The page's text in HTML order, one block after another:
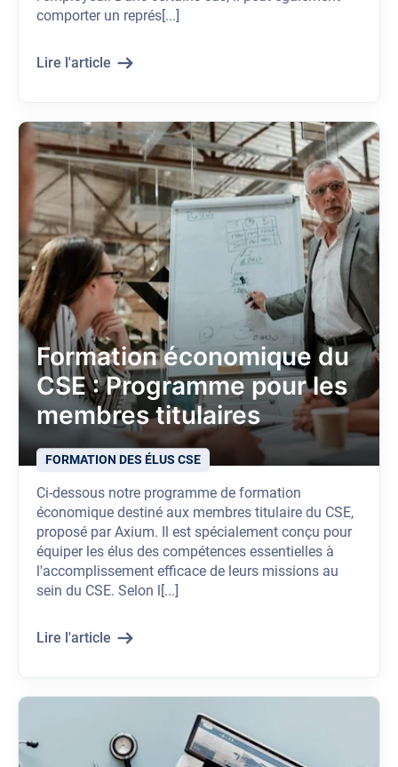
comporter un représ[...]
Lire l'article
Formation économique du
CSE : Programme pour les
membres titulaires
FORMATION DES ÉLUS CSE
Ci-dessous notre programme de formation
économique destiné aux membres titulaire du CSE,
proposé par Axium. Il est spécialement conçu pour
équiper les élus des compétences essentielles à
l'accomplissement efficace de leurs missions au
sein du CSE. Selon l[...]
Lire l'article